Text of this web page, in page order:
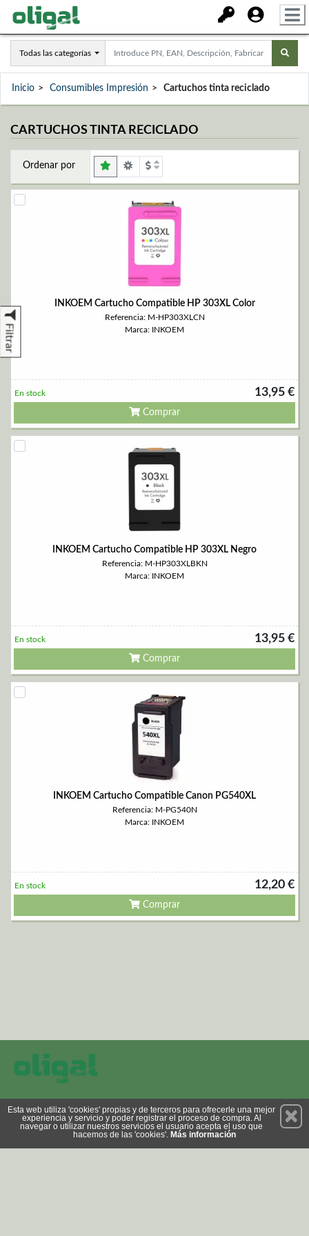
Todas las categorías
Inicio Consumibles Impresión Cartuchos tinta reciclado
CARTUCHOS TINTA RECICLADO
Filtrar
Ordenar por
INKOEM Cartucho Compatible HP 303XL Color
Referencia: M-HP303XLCN
Marca: INKOEM
13,95 €
En stock
Comprar
INKOEM Cartucho Compatible HP 303XL Negro
Referencia: M-HP303XLBKN
Marca: INKOEM
13,95 €
En stock
Comprar
INKOEM Cartucho Compatible Canon PG540XL
Referencia: M-PG540N
Marca: INKOEM
12,20 €
En stock
Comprar
Suscríbete
Esta web utiliza 'cookies' propias y de terceros para ofrecerle una mejor
experiencia y servicio y poder registrar el proceso de compra. Al
navegar o utilizar nuestros servicios el usuario acepta el uso que
hacemos de las 'cookies'. Más información